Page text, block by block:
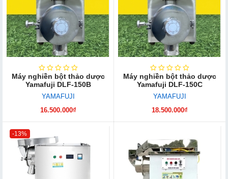
Máy nghiền bột thảo dược
Yamafuji DLF-150B
YAMAFUJI
16.500.000₫
Máy nghiền bột thảo dược
Yamafuji DLF-150C
YAMAFUJI
18.500.000₫
-13%